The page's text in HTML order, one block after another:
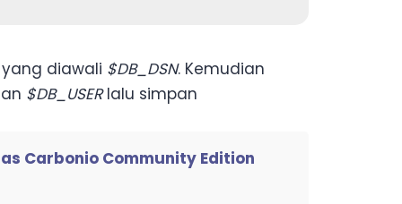
diawali $DB_DSN. Kemudian
$DB_USERlalu simpan
Carbonio Community Edition